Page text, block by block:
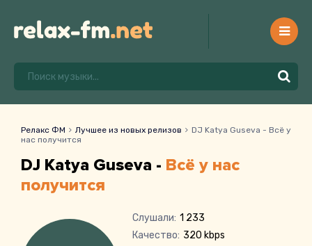
Релакс ФМ Лучшее из новых релизов
DJ Katya Guseva - Всё у
нас получится
DJ Katya Guseva - Всё у нас
получится
Слушали: 1 233
Качество: 320 kbps